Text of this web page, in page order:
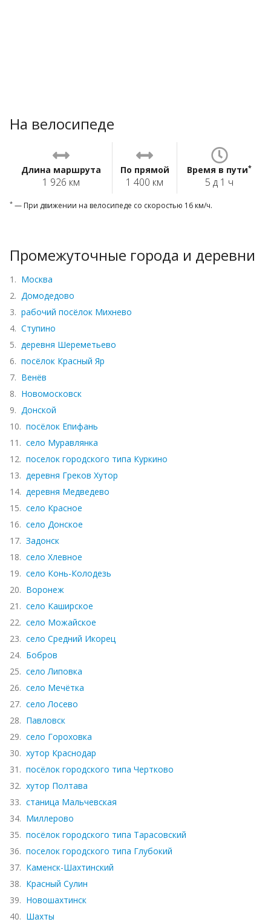
На велосипеде
Длина маршрута
1 926 км
По прямой
1 400 км
Время в пути*
5 д 1 ч
* — При движении на велосипеде со скоростью 16 км/ч.
Промежуточные города и деревни
1. Москва
2. Домодедово
3. рабочий посёлок Михнево
4. Ступино
5. деревня Шереметьево
6. посёлок Красный Яр
7. Венёв
8. Новомосковск
9. Донской
10. посёлок Епифань
11. село Муравлянка
12. поселок городского типа Куркино
13. деревня Греков Хутор
14. деревня Медведево
15. село Красное
16. село Донское
17. Задонск
18. село Хлевное
19. село Конь-Колодезь
20. Воронеж
21. село Каширское
22. село Можайское
23. село Средний Икорец
24. Бобров
25. село Липовка
26. село Мечётка
27. село Лосево
28. Павловск
29. село Гороховка
30. хутор Краснодар
31. посёлок городского типа Чертково
32. хутор Полтава
33. станица Мальчевская
34. Миллерово
35. посёлок городского типа Тарасовский
36. поселок городского типа Глубокий
37. Каменск-Шахтинский
38. Красный Сулин
39. Новошахтинск
40. Шахты